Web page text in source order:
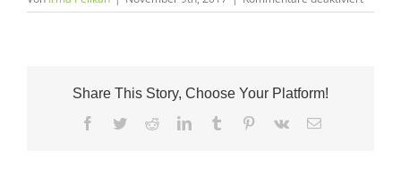
Share This Story, Choose Your Platform!
Facebook
TwitterRedditLinkedInTumblr Pinterest
Vk
E-